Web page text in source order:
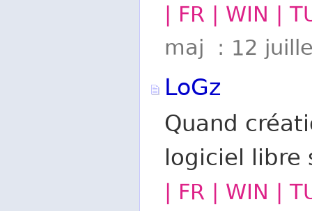
| FR | WIN |
maj : 12
LoGz
Quand
logiciel
| FR | WIN |